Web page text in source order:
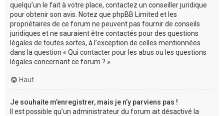
quelqu’un le fait à votre place, contactez un conseiller juridique
pour obtenir son avis. Notez que phpBB Limited et les
propriétaires de ce forum ne peuvent pas fournir de conseils
juridiques et ne sauraient être contactés pour des questions
légales de toutes sortes, à l’exception de celles mentionnées
dans la question « Qui contacter pour les abus ou les questions
légales concernant ce forum ? ».
Haut
Je souhaite m’enregistrer, mais je n’y parviens pas !
Il est possible qu’un administrateur du forum ait désactivé la